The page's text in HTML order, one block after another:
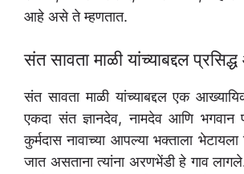
आहे असे ते म्हणतात.
संत सावता माळी यांच्याबद्दल
संत सावता माळी यांच्याबद्दल एक
एकदा संत ज्ञानदेव, नामदेव आणि भगवान
कुर्मदास नावाच्या आपल्या भक्ताला
जात असताना त्यांना अरणभेंडी हे गाव